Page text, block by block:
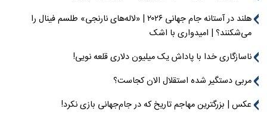
هلند در آستانه جام جهانی ۲۰۲۶ | «لاله‌های نارنجی» طلسم فینال را
می‌شکنند؟ | امیدواری با اشک
ناسازگاری خدا با پاداش یک میلیون دلاری قلعه نویی!
مربی دستگیر شده استقلال الان کجاست؟
عکس | بزرگترین مهاجم تاریخ که در جام‌جهانی بازی نکرد!